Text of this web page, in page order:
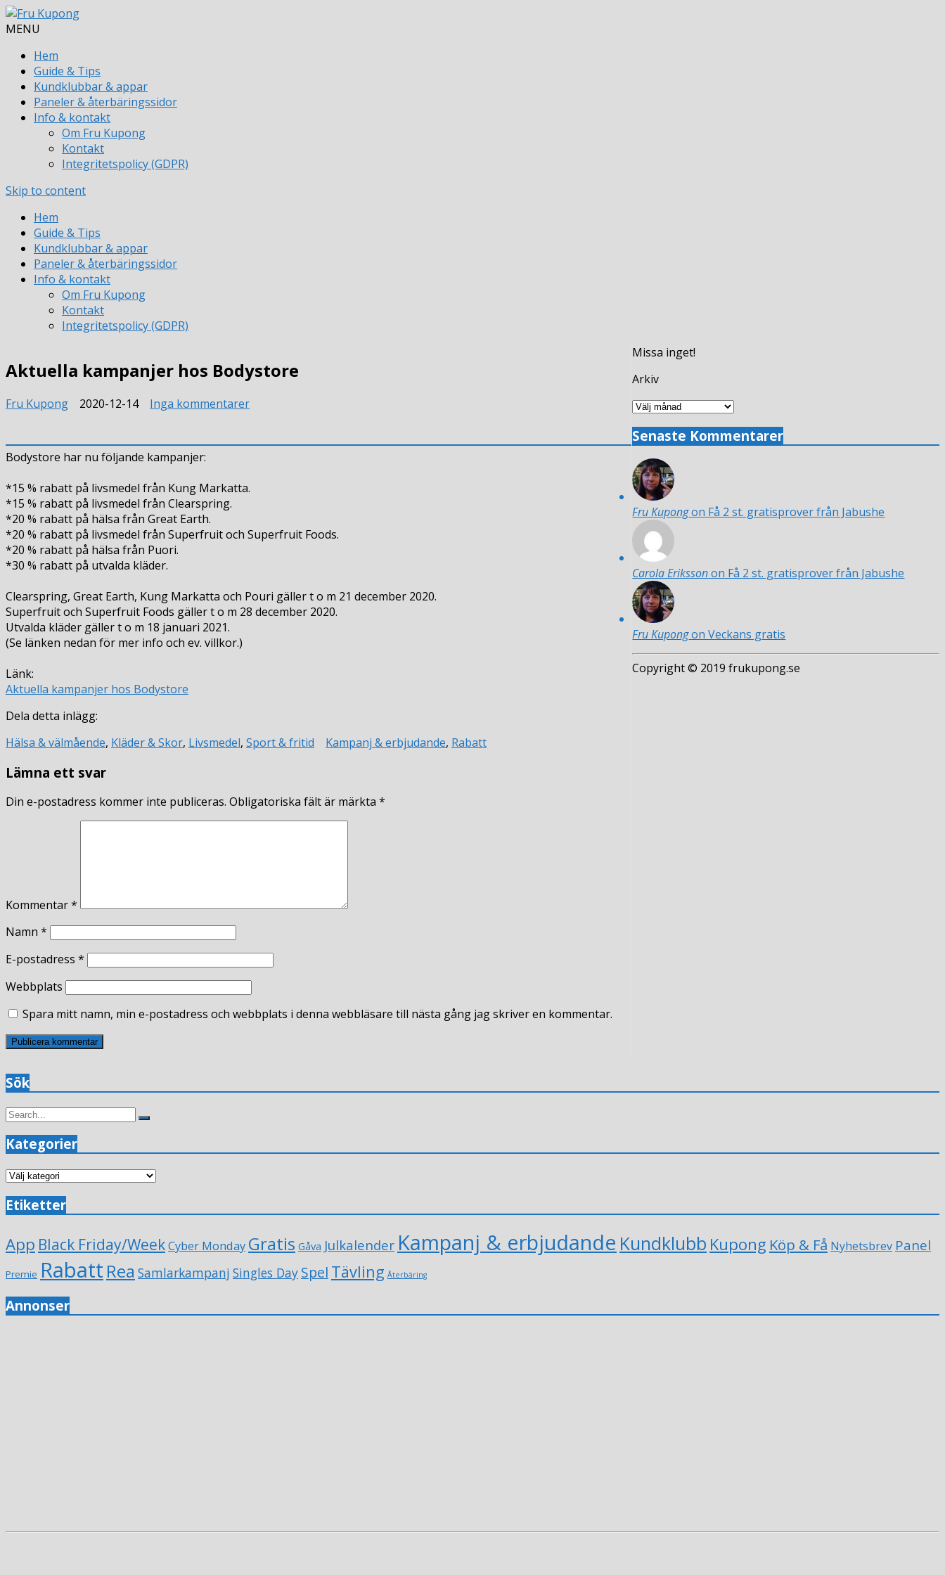
MENU
Hem
Guide & Tips
Kundklubbar & appar
Paneler & återbäringssidor
Info & kontakt
Om Fru Kupong
Kontakt
Integritetspolicy (GDPR)
Skip to content
Hem
Guide & Tips
Kundklubbar & appar
Paneler & återbäringssidor
Info & kontakt
Om Fru Kupong
Kontakt
Integritetspolicy (GDPR)
Aktuella kampanjer hos Bodystore
Fru Kupong 2020-12-14 Inga kommentarertill
hos
Bodystore har nu följande kampanjer:
*15 % rabatt på livsmedel från Kung Markatta.
*15 % rabatt på livsmedel från Clearspring.
*20 % rabatt på hälsa från Great Earth.
*20 % rabatt på livsmedel från Superfruit och Superfruit Foods.
*20 % rabatt på hälsa från Puori.
*30 % rabatt på utvalda kläder.
Clearspring, Great Earth, Kung Markatta och Pouri gäller t o m 21 december 2020.
Superfruit och Superfruit Foods gäller t o m 28 december 2020.
Utvalda kläder gäller t o m 18 januari 2021.
(Se länken nedan för mer info och ev. villkor.)
Länk:
Aktuella kampanjer hos Bodystore
Dela detta inlägg:
Hälsa & välmående, Kläder & Skor, Livsmedel, Sport & fritid Kampanj & erbjudande, Rabatt
Lämna ett svar
Din e-postadress kommer inte publiceras. Obligatoriska fält är märkta *
Kommentar*
Namn *
E-postadress *
Webbplats
Spara mitt namn, min e-postadress och webbplats i denna webbläsare till nästa gång jag skriver en kommentar.
Sök
Search
Search
Kategorier
Kategorier
Etiketter
App Black Friday/WeekCyber Monday Gratis Gåva Julkalender Kampanj & erbjudande Kundklubb Kupong Köp & Få Nyhetsbrev Panel
Premie Rabatt Rea Samlarkampanj Singles Day Spel Tävling Återbäring
Annonser
Missa inget!
Arkiv
Arkiv
Senaste Kommentarer
Fru Kupongon Få 2 st. gratisprover från Jabushe
Carola Erikssonon Få 2 st. gratisprover från Jabushe
Fru Kupongon Veckans gratis
Copyright © 2019 frukupong.se